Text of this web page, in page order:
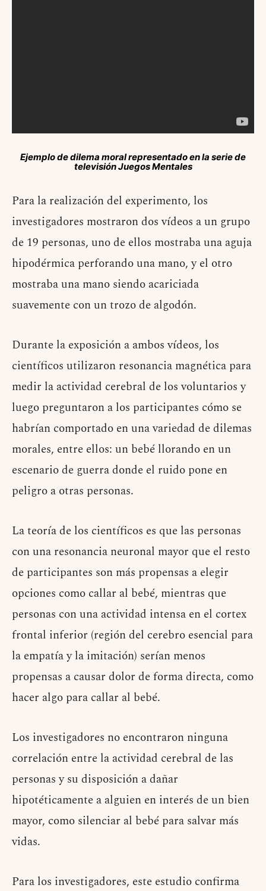
Ejemplo de dilema moral representado en la serie de
televisión Juegos Mentales
Para la realización del experimento, los
investigadores mostraron dos vídeos a un grupo
de 19 personas, uno de ellos mostraba una aguja
hipodérmica perforando una mano, y el otro
mostraba una mano siendo acariciada
suavemente con un trozo de algodón.
Durante la exposición a ambos vídeos, los
científicos utilizaron resonancia magnética para
medir la actividad cerebral de los voluntarios y
luego preguntaron a los participantes cómo se
habrían comportado en una variedad de dilemas
morales, entre ellos: un bebé llorando en un
escenario de guerra donde el ruido pone en
peligro a otras personas.
La teoría de los científicos es que las personas
con una resonancia neuronal mayor que el resto
de participantes son más propensas a elegir
opciones como callar al bebé, mientras que
personas con una actividad intensa en el cortex
frontal inferior (región del cerebro esencial para
la empatía y la imitación) serían menos
propensas a causar dolor de forma directa, como
hacer algo para callar al bebé.
Los investigadores no encontraron ninguna
correlación entre la actividad cerebral de las
personas y su disposición a dañar
hipotéticamente a alguien en interés de un bien
mayor, como silenciar al bebé para salvar más
vidas.
Para los investigadores, este estudio confirma